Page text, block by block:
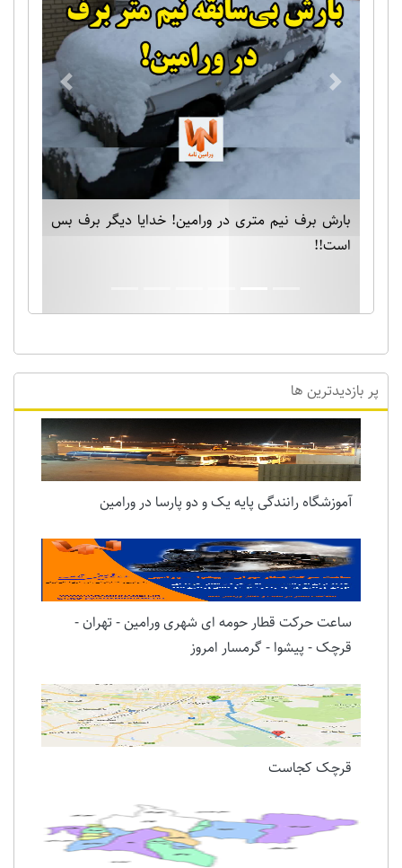
بارش برف نیم متری در ورامین! خدایا دیگر برف بس
است!!
Previous Next
پر بازدیدترین ها
آموزشگاه رانندگی پایه یک و دو پارسا در ورامین
ساعت حرکت قطار حومه ای شهری ورامین - تهران -
قرچک - پیشوا - گرمسار امروز
قرچک کجاست